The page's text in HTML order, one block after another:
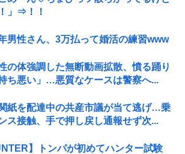
」⇒！！
男性さん、3万払って婚活の練習www
の体強調した無断動画拡散、憤る踊り
ち悪い」…悪質なケースは警察へ...
紙を配達中の共産市議が当て逃げ…乗
ス接触、手で押し戻し通報せず次...
】トンパが初めてハンター試験